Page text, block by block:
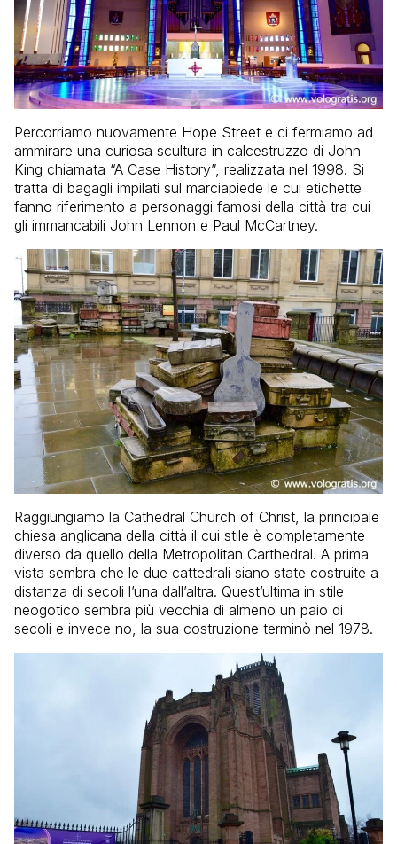
Percorriamo nuovamente Hope Street e ci fermiamo ad
ammirare una curiosa scultura in calcestruzzo di John
King chiamata “A Case History”, realizzata nel 1998. Si
tratta di bagagli impilati sul marciapiede le cui etichette
fanno riferimento a personaggi famosi della città tra cui
gli immancabili John Lennon e Paul McCartney.
Raggiungiamo la Cathedral Church of Christ, la principale
chiesa anglicana della città il cui stile è completamente
diverso da quello della Metropolitan Carthedral. A prima
vista sembra che le due cattedrali siano state costruite a
distanza di secoli l’una dall’altra. Quest’ultima in stile
neogotico sembra più vecchia di almeno un paio di
secoli e invece no, la sua costruzione terminò nel 1978.